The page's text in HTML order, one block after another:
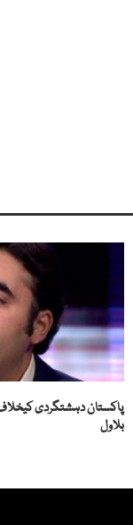
پاکستان دہشتگردی کیخلاف
بلاول